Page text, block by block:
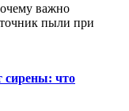
важно
пыли при
сирены: что